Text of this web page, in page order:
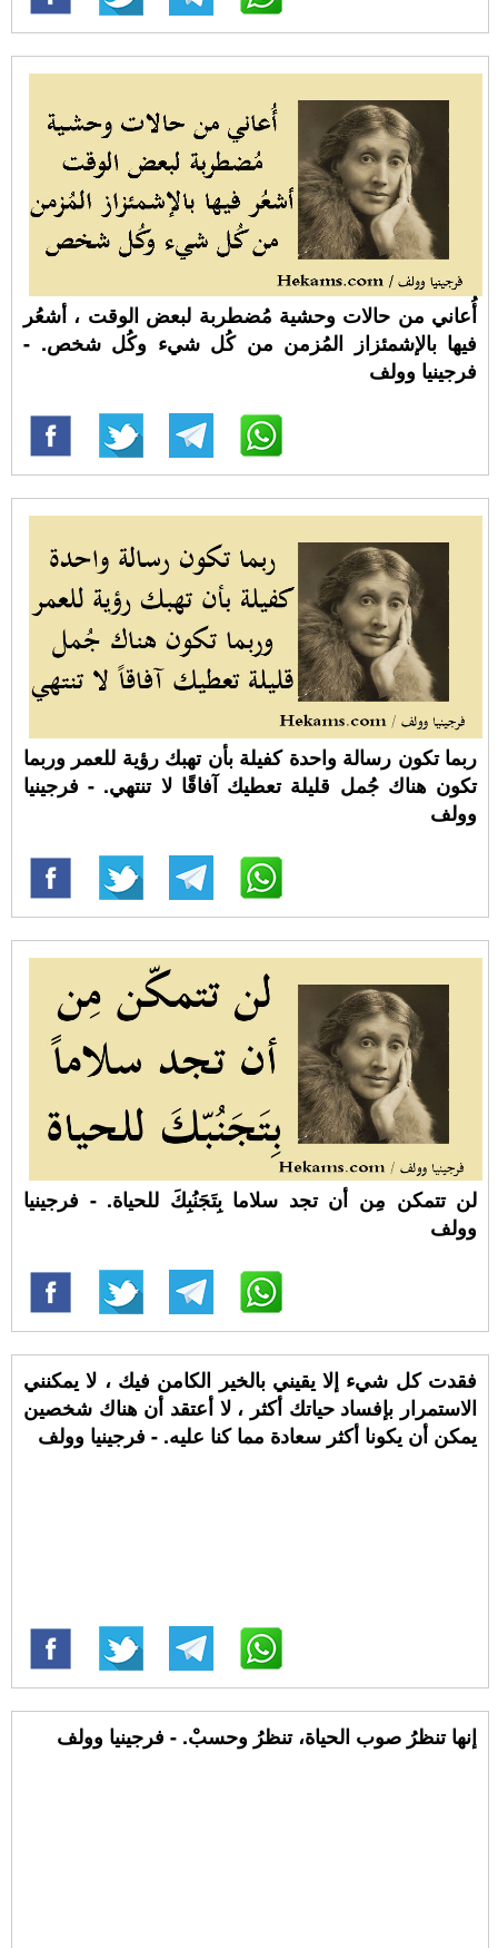
أُعاني من حالات وحشية مُضطربة لبعض الوقت ، أشعُر
فيها بالإشمئزاز المُزمن من كُل شيء وكُل شخص. -
فرجينيا وولف
ربما تكون رسالة واحدة كفيلة بأن تهبك رؤية للعمر وربما
تكون هناك جُمل قليلة تعطيك آفاقًا لا تنتهي. - فرجينيا
وولف
لن تتمكن مِن أن تجد سلاما بِتَجَنُبِكَ للحياة. - فرجينيا
وولف
فقدت كل شيء إلا يقيني بالخير الكامن فيك ، لا يمكنني
الاستمرار بإفساد حياتك أكثر ، لا أعتقد أن هناك شخصين
يمكن أن يكونا أكثر سعادة مما كنا عليه. - فرجينيا وولف
إنها تنظرُ صوب الحياة، تنظرُ وحسبْ. - فرجينيا وولف